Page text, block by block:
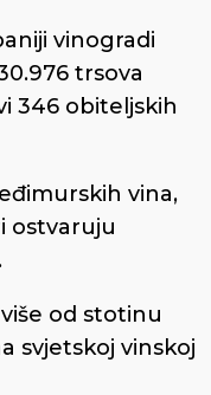
vinogradi
trsova
346 obiteljskih
vina,
ostvaruju
od stotinu
svjetskoj vinskoj